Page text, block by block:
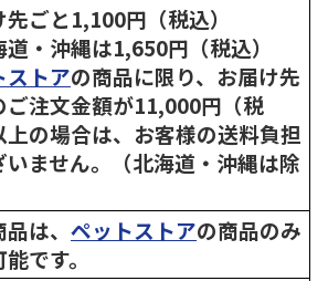
ごと1,100円（税込）
・沖縄は1,650円（税込）
ストアの商品に限り、お届け先
ご注文金額が11,000円（税
上の場合は、お客様の送料負担
いません。（北海道・沖縄は除
は、 ペットストアの商品のみ
です。